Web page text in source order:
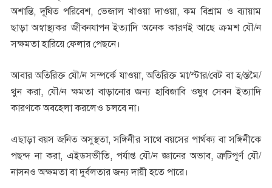
অশান্তি, দূষিত পরিবেশ, ভেজাল খাওয়া দাওয়া, কম বিশ্রাম ও ব্যায়াম
ছাড়া অস্বাস্থ্যকর জীবনযাপন ইত্যাদি অনেক কারণই আছে ক্রমশ যৌ/ন
সক্ষমতা হারিয়ে ফেলার পেছনে।
আবার অতিরিক্ত যৌ/ন সম্পর্কে যাওয়া, অতিরিক্ত মা/স্টার/বেট বা হ/স্তমৈ/
থুন করা, যৌ/ন ক্ষমতা বাড়ানোর জন্য হাবিজাবি ওষুধ সেবন ইত্যাদি
কারণকে অবহেলা করলেও চলবে না।
এছাড়া বয়স জনিত অসুস্থতা, সঙ্গিনীর সাথে বয়সের পার্থক্য বা সঙ্গিনীকে
পছন্দ না করা, এইডসভীতি, পর্যাপ্ত যৌ/ন জ্ঞানের অভাব, ত্রুটিপূর্ণ যৌ/
নাসনও অক্ষমতা বা দুর্বলতার জন্য দায়ী হতে পারে।